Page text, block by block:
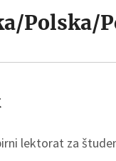
Polska/
lektorat za